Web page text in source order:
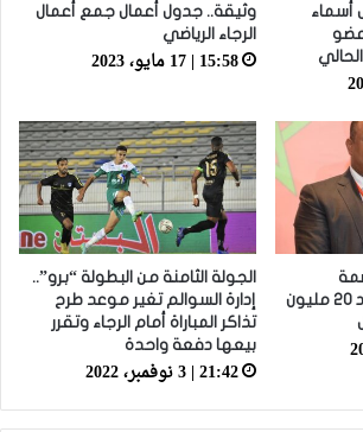
أسماء
وثيقة.. جدول أعمال جمع أعمال
الرجاء الرياضي
15:58 | 17 مايو، 2023
سيسوكو يكلف الوداد 20 مليون
الجولة الثامنة من البطولة “برو”..
إدارة السوالم تغير موعد طرح
تذاكر المباراة أمام الرجاء وتقرر
بيعها دفعة واحدة
21:42 | 3 نوفمبر، 2022